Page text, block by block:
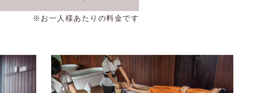
※お一人様あたりの料金です